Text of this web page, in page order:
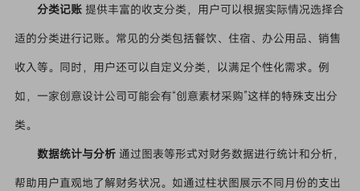
分类记账提供丰富的收支分类，用户可以根据实际情况选择合
适的分类进行记账。常见的分类包括餐饮、住宿、办公用品、销售
收入等。同时，用户还可以自定义分类，以满足个性化需求。例
如，一家创意设计公司可能会有“创意素材采购”这样的特殊支出分
类。
数据统计与分析通过图表等形式对财务数据进行统计和分析，
帮助用户直观地了解财务状况。如通过柱状图展示不同月份的支出